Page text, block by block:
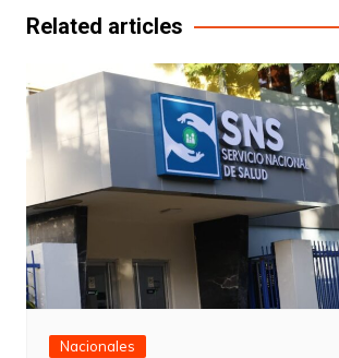
entradas
Related articles
Nacionales